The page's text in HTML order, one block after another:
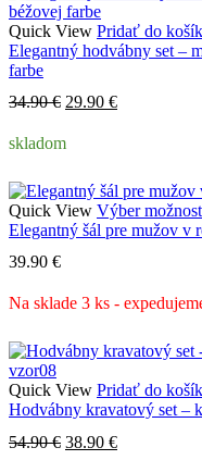
Quick View Pridať do
Elegantný hodvábny set –
farbe
34.90€ Pôvodná
bola:
29.90 €Aktuálna
skladom
Quick View Výber
Elegantný šál pre mužov v
39.90 €
Na sklade 3 ks -
Quick View Pridať do
Hodvábny kravatový set –
54.90€ Pôvodná
38.90 €Aktuálna